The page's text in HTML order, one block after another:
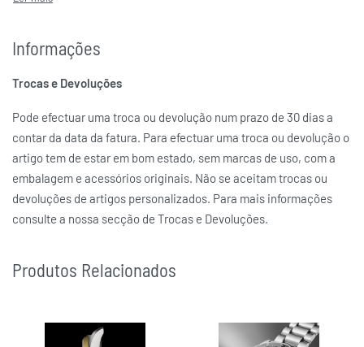
COR DA CAIXA
COR DO MOSTRADOR
MOVIMENTO Quartzo
MARCAS LIU JO
Informações
Trocas e Devoluções
Pode efectuar uma troca ou devolução num prazo de 30 dias a
contar da data da fatura. Para efectuar uma troca ou devolução o
artigo tem de estar em bom estado, sem marcas de uso, com a
embalagem e acessórios originais. Não se aceitam trocas ou
devoluções de artigos personalizados. Para mais informações
consulte a nossa secção de Trocas e Devoluções.
Produtos Relacionados